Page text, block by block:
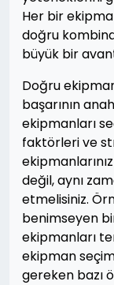
Her bir
doğru
büyük bir
Doğru
başarının
ekipmanları
faktörleri ve
değil, aynı
etmelisiniz.
benimseyen
ekipmanları
ekipman
gereken bazı